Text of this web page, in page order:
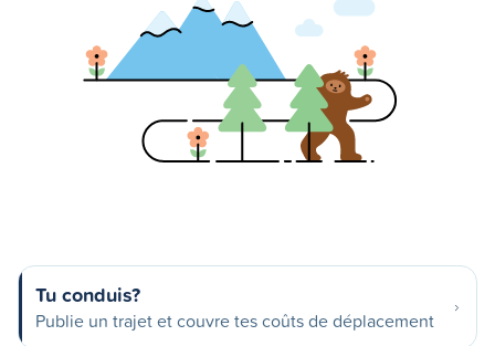
Tu conduis?
Publie un trajet et couvre tes coûts de déplacement